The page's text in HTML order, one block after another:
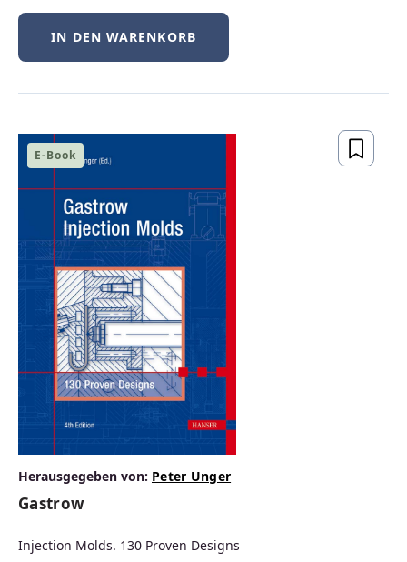
Unsere große Auswahl an
Fachbüchern
IT
IN DEN WARENKORB
E-Book
Herausgegeben von: Peter Unger
Gastrow
Injection Molds. 130 Proven Designs